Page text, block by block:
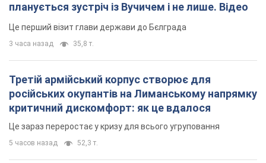
планується зустріч із Вучичем і не лише. Відео
Це перший візит глави держави до Бєлграда
3 часа назад 35,8 т.
Третій армійський корпус створює для
російських окупантів на Лиманському напрямку
критичний дискомфорт: як це вдалося
Це зараз переростає у кризу для всього угруповання
5 часов назад 52,3 т.